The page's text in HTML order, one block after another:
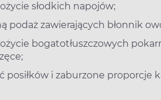
słodkich napojów;
podaż zawierających błonnik
bogatotłuszczowych
posiłków i zaburzone proporcje